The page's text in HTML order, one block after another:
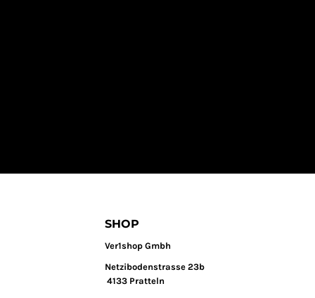
SHOP
Ver1shop Gmbh
Netzibodenstrasse 23b
4133 Pratteln